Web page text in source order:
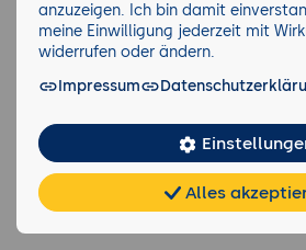
Teilen
anzuzeigen. Ich bin damit
meine Einwilligung jederzeit mit
widerrufen oder ändern.
Impressum
Alles